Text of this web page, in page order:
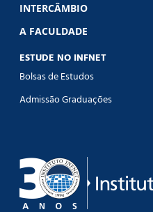
INTERCÂMBIO
A FACULDADE
ESTUDE NO INFNET
Bolsas de Estudos
Admissão Graduações